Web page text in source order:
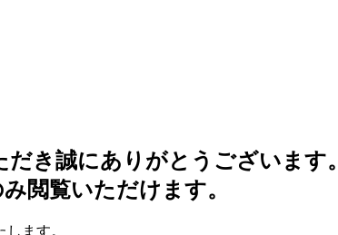
き誠にありがとうございます。
閲覧いただけます。
ます。